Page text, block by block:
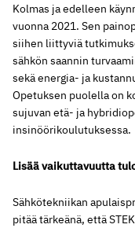
Kolmas ja edelleen
vuonna 2021. Sen
siihen liittyviä
sähkön saannin
sekä energia- ja
Opetuksen puolella on
sujuvan etä- ja
insinöörikoulutuksessa.
Lisää vaikuttavuutta
Sähkötekniikan
pitää tärkeänä, että